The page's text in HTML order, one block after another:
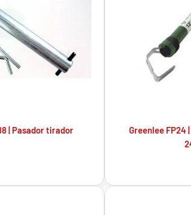
| Pasador tirador
Greenlee FP24